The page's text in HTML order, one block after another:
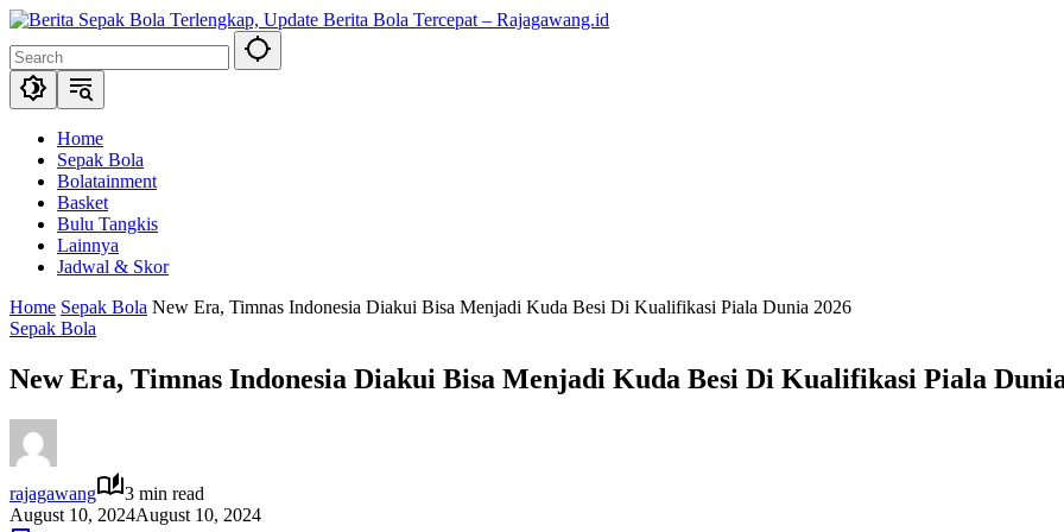
Skip
content
Home
Sepak Bola
Bolatainment
Basket
Bulu Tangkis
Lainnya
Jadwal & Skor
Home Sepak Bola New Era, Timnas Indonesia Diakui Bisa Menjadi Kuda Besi Di Kualifikasi Piala Dunia 2026
Sepak Bola
New Era, Timnas Indonesia Diakui Bisa Menjadi Kuda Besi Di Kualifikasi Piala
rajagawang
3 min read
August 10, 2024August 10, 2024